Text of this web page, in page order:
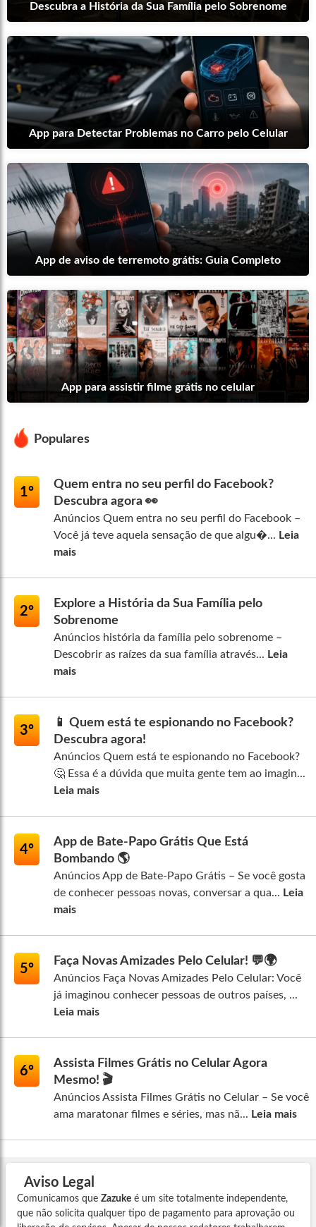
Descubra a História da Sua Família pelo Sobrenome
App para Detectar Problemas no Carro pelo Celular
App de aviso de terremoto grátis: Guia Completo
App para assistir filme grátis no celular
Populares
1º
Quem entra no seu perfil do Facebook?
Descubra agora 👀
Anúncios Quem entra no seu perfil do Facebook –
Você já teve aquela sensação de que algu�... Leia
mais
2º
Explore a História da Sua Família pelo
Sobrenome
Anúncios história da família pelo sobrenome –
Descobrir as raízes da sua família através... Leia
mais
3º
📱 Quem está te espionando no Facebook?
Descubra agora!
Anúncios Quem está te espionando no Facebook?
🤔 Essa é a dúvida que muita gente tem ao imagin...
Leia mais
4º
App de Bate-Papo Grátis Que Está
Bombando 🌎
Anúncios App de Bate-Papo Grátis – Se você gosta
de conhecer pessoas novas, conversar a qua... Leia
mais
5º
Faça Novas Amizades Pelo Celular! 💬🌍
Anúncios Faça Novas Amizades Pelo Celular: Você
já imaginou conhecer pessoas de outros países, ...
Leia mais
6º
Assista Filmes Grátis no Celular Agora
Mesmo! 🎬
Anúncios Assista Filmes Grátis no Celular – Se você
ama maratonar filmes e séries, mas nã... Leia mais
Aviso Legal
Comunicamos que Zazuke é um site totalmente independente,
que não solicita qualquer tipo de pagamento para aprovação ou